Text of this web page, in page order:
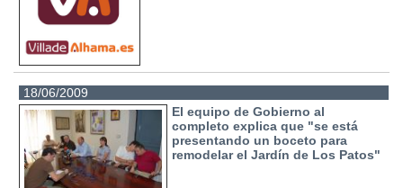
18/06/2009
El equipo de Gobierno al
completo explica que "se está
presentando un boceto para
remodelar el Jardín de Los Patos"